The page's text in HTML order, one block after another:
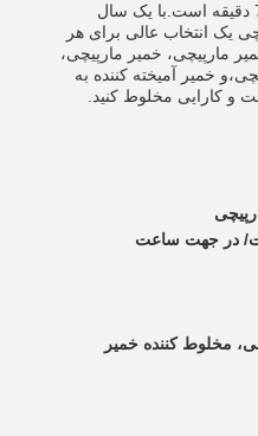
خمیر که مخلوط می کنید، بین 3-7 دقیقه است.با يک سال
یک انتخاب عالی برای هر
مارپیچی، خمیر مارپیچی،
خمیر آمیخته کننده به
و کارایی مخلوط کنید.
در جهت ساعت
مخلوط کننده خمیر